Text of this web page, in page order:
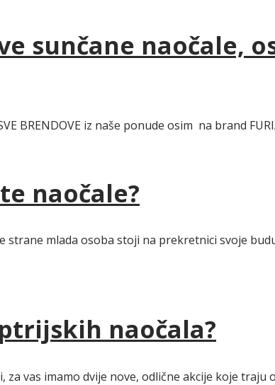
sunčane naočale,
BRENDOVE iz naše ponude osim na brand
naočale?
mlada osoba stoji na prekretnici svoje
naočala?
vas imamo dvije nove, odlične akcije koje traju